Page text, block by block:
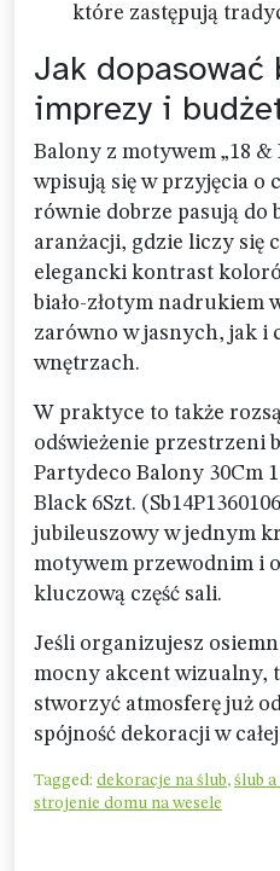
które zastępują
Jak dopasować
imprezy i
Balony z motywem „18
wpisują się w przyjęcia o
równie dobrze pasują do
aranżacji, gdzie liczy się
elegancki kontrast
biało-złotym nadrukiem
zarówno w jasnych, jak i
wnętrzach.
W praktyce to także
odświeżenie przestrzeni
Partydeco Balony 30Cm
Black 6Szt.
jubileuszowy w jednym
motywem przewodnim i
kluczową część sali.
Jeśli organizujesz
mocny akcent wizualny,
stworzyć atmosferę już
spójność dekoracji w
Tagged: dekoracje na ślub, ślub a
strojenie domu na wesele